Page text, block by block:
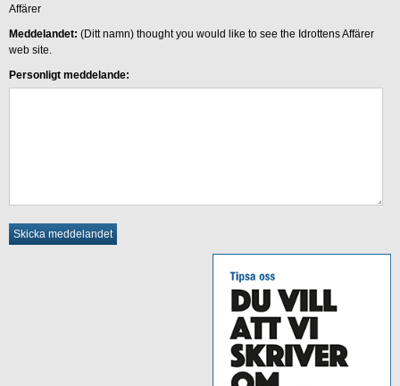
Affärer
Meddelandet: (Ditt namn) thought you would like to see the Idrottens Affärer
web site.
Personligt meddelande: